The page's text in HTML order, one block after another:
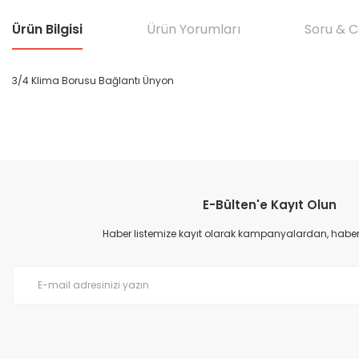
Ürün Bilgisi Ürün Yorumları Soru &
3/4 Klima Borusu Bağlantı Ünyon
Ürün resmi kalitesiz, bozuk veya görüntülenemiyor.
Ürün açıklamasında eksik bilgiler bulunuyor.
E-Bülten'e Kayıt Olun
Haber listemize kayıt olarak kampanyalardan,